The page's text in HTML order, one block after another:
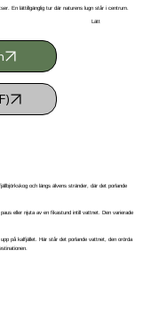
En lättillgänglig tur där naturens lugn står i centrum.
Lätt
och längs älvens stränder, där det porlande
eller njuta av en fikastund intill vattnet. Den varierade
på kalfjället. Här står det porlande vattnet, den orörda